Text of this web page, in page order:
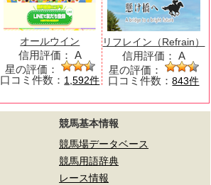
オールウイン
信用評価： A
星の評価：
口コミ件数： 1,592件
リフレイン（Refrain）
信用評価： A
星の評価：
口コミ件数：843件
競馬基本情報
競馬場データベース
競馬用語辞典
レース情報